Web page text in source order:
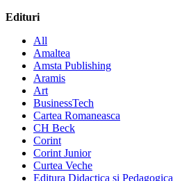
Edituri
All
Amaltea
Amsta Publishing
Aramis
Art
BusinessTech
Cartea Romaneasca
CH Beck
Corint
Corint Junior
Curtea Veche
Editura Didactica si Pedagogica